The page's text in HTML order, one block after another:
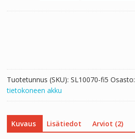
Tuotetunnus (SKU): SL10070-fi5 Osasto:
tietokoneen akku
Kuvaus Lisätiedot Arviot (2)